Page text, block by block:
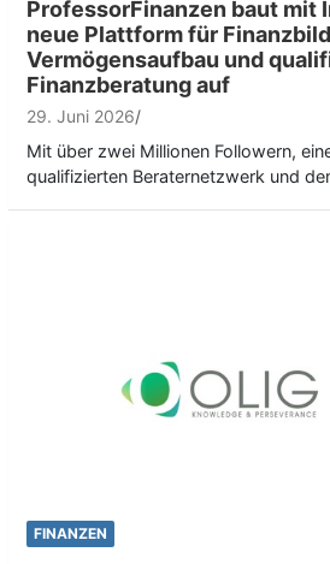
ProfessorFinanzen baut mit
neue Plattform für
Vermögensaufbau und
Finanzberatung auf
29. Juni 2026
Mit über zwei Millionen Followern,
qualifizierten Beraternetzwerk und
FINANZEN